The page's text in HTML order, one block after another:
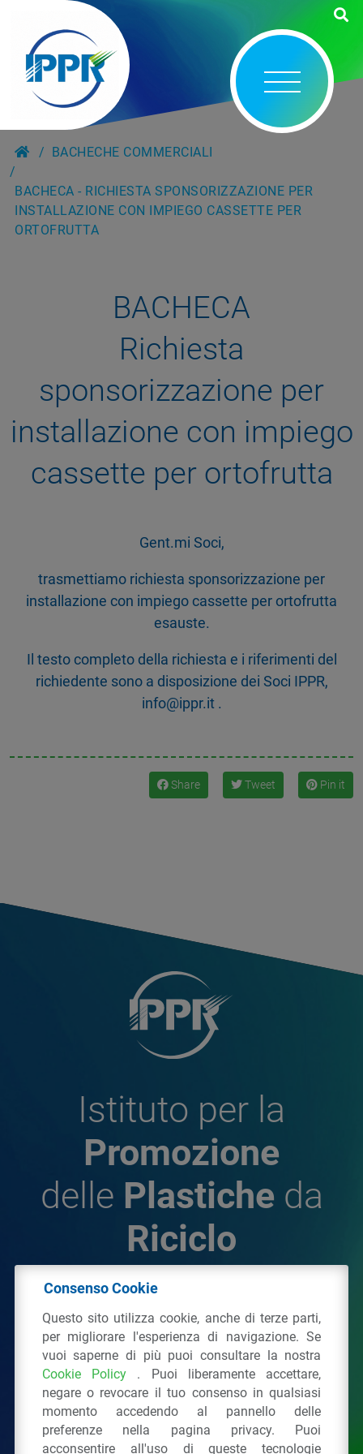
BACHECHE COMMERCIALI
BACHECA - RICHIESTA SPONSORIZZAZIONE PER
INSTALLAZIONE CON IMPIEGO CASSETTE PER
ORTOFRUTTA
BACHECA
Richiesta
sponsorizzazione per
installazione con impiego
cassette per ortofrutta
Gent.mi Soci,
trasmettiamo richiesta sponsorizzazione per
installazione con impiego cassette per ortofrutta
esauste.
Il testo completo della richiesta e i riferimenti del
richiedente sono a disposizione dei Soci IPPR,
info@ippr.it .
Share Tweet Pin it
Istituto per la
Promozione
delle Plastiche da
Riciclo
Plastiche da Riciclo
C.F. 97381090154
Via San Vittore 36 20123Milano (MI)
Tel.: 02 43928225.
Consenso Cookie
Questo sito utilizza cookie, anche di terze parti,
per migliorare l'esperienza di navigazione. Se
vuoi saperne di più puoi consultare la nostra
Cookie Policy . Puoi liberamente accettare,
negare o revocare il tuo consenso in qualsiasi
momento accedendo al pannello delle
preferenze nella pagina privacy. Puoi
acconsentire all'uso di queste tecnologie